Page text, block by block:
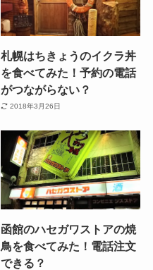
札幌はちきょうのイクラ丼
を食べてみた！予約の電話
がつながらない？
2018年3月26日
函館のハセガワストアの焼
鳥を食べてみた！電話注文
できる？